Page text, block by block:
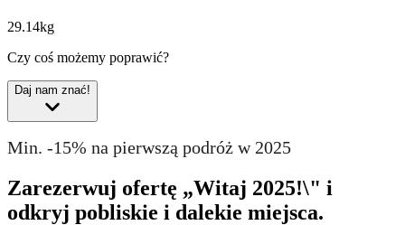
29.14kg
Czy coś możemy poprawić?
Daj nam znać!
Min. -15% na pierwszą podróż w 2025
Zarezerwuj ofertę „Witaj 2025!\" i
odkryj pobliskie i dalekie miejsca.